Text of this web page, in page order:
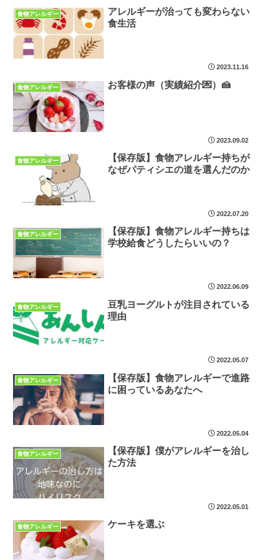
食物アレルギー
アレルギーが治っても変わらない
食生活
2023.11.16
食物アレルギー お客様の声（実績紹介💌）🍰
2023.09.02
食物アレルギー
【保存版】食物アレルギー持ちが
なぜパティシエの道を選んだのか
2022.07.20
食物アレルギー
【保存版】食物アレルギー持ちは
学校給食どうしたらいいの？
2022.06.09
食物アレルギー
豆乳ヨーグルトが注目されている
理由
2022.05.07
食物アレルギー
【保存版】食物アレルギーで進路
に困っているあなたへ
2022.05.04
食物アレルギー
【保存版】僕がアレルギーを治し
た方法
2022.05.01
食物アレルギー ケーキを選ぶ